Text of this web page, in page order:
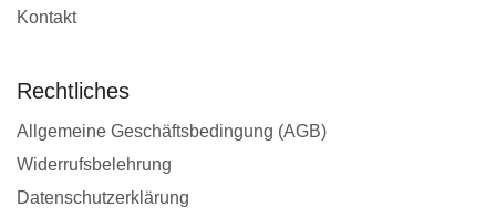
Kontakt
Rechtliches
Allgemeine Geschäftsbedingung (AGB)
Widerrufsbelehrung
Datenschutzerklärung